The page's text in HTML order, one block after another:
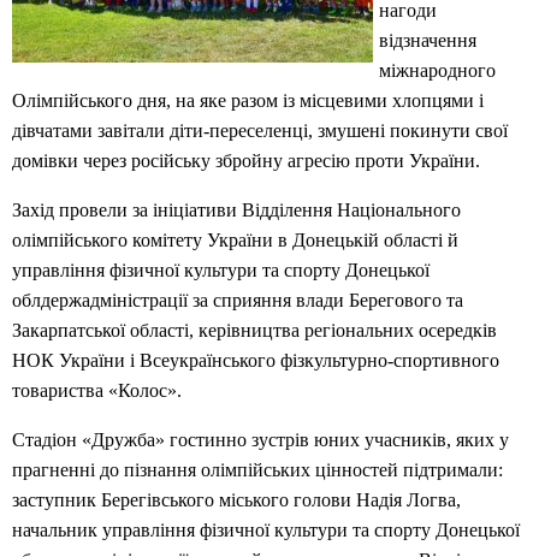
нагоди
відзначення
міжнародного
Олімпійського дня, на яке разом із місцевими хлопцями і
дівчатами завітали діти-переселенці, змушені покинути свої
домівки через російську збройну агресію проти України.
Захід провели за ініціативи Відділення Національного
олімпійського комітету України в Донецькій області й
управління фізичної культури та спорту Донецької
облдержадміністрації за сприяння влади Берегового та
Закарпатської області, керівництва регіональних осередків
НОК України і Всеукраїнського фізкультурно-спортивного
товариства «Колос».
Стадіон «Дружба» гостинно зустрів юних учасників, яких у
прагненні до пізнання олімпійських цінностей підтримали:
заступник Берегівського міського голови Надія Логва,
начальник управління фізичної культури та спорту Донецької